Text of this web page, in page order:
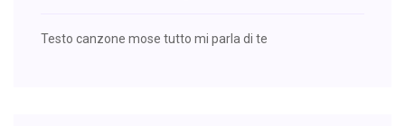
Testo canzone mose tutto mi parla di te